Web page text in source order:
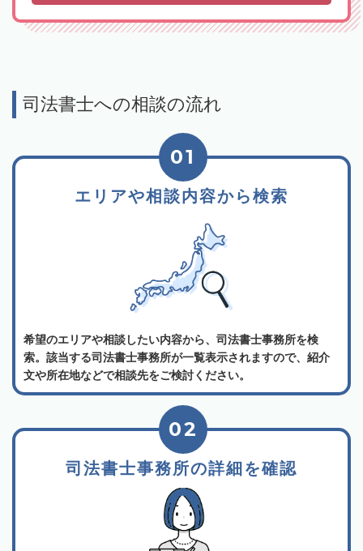
司法書士への相談の流れ
エリアや相談内容から検索
01
希望のエリアや相談したい内容から、司法書士事務所を検
索。該当する司法書士事務所が一覧表示されますので、紹介
文や所在地などで相談先をご検討ください。
司法書士事務所の詳細を確認
02